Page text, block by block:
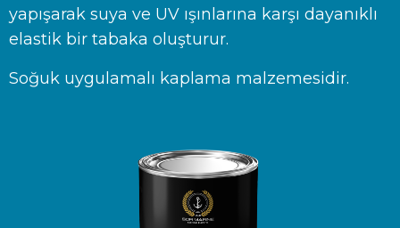
yapışarak suya ve UV ışınlarına karşı dayanıklı
elastik bir tabaka oluşturur.
Soğuk uygulamalı kaplama malzemesidir.